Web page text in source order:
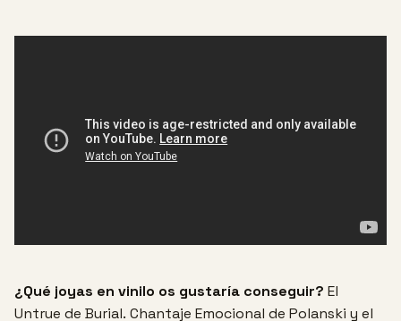
¿Qué joyas en vinilo os gustaría conseguir? El
Untrue de Burial. Chantaje Emocional de Polanski y el